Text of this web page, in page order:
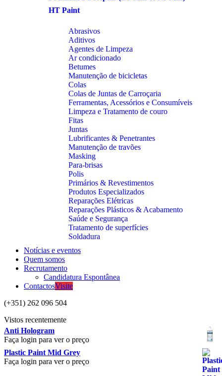
HT Paint
Abrasivos
Aditivos
Agentes de Limpeza
Ar condicionado
Betumes
Manutenção de bicicletas
Colas
Colas de Juntas de Carroçaria
Ferramentas, Acessórios e Consumíveis
Limpeza e Tratamento de couro
Fitas
Juntas
Lubrificantes & Penetrantes
Manutenção de travões
Masking
Para-brisas
Polis
Primários & Revestimentos
Produtos Especializados
Reparações Elétricas
Reparações Plásticos & Acabamento
Saúde e Segurança
Tratamento de superfícies
Soldadura
Notícias e eventos
Quem somos
Recrutamento
Candidatura Espontânea
ContactosVisite
(+351) 262 096 504
Vistos recentemente
Anti Hologram
Faça login para ver o preço
Plastic Paint Mid Grey
Faça login para ver o preço